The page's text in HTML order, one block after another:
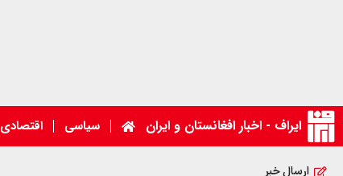
ایراف - اخبار افغانستان و ایران سیاسی اقتصادی
ارسال خبر